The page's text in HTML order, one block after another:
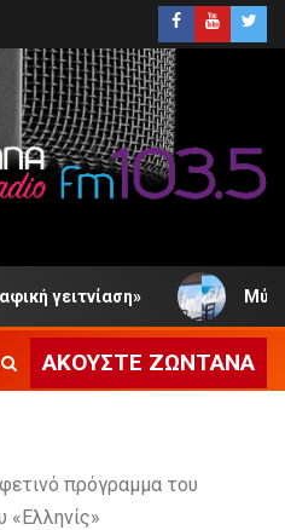
Μύτικας
ΑΚΟΎΣΤΕ ΖΩΝΤΑΝΆ
πρόγραμμα του
«Ελληνίς»